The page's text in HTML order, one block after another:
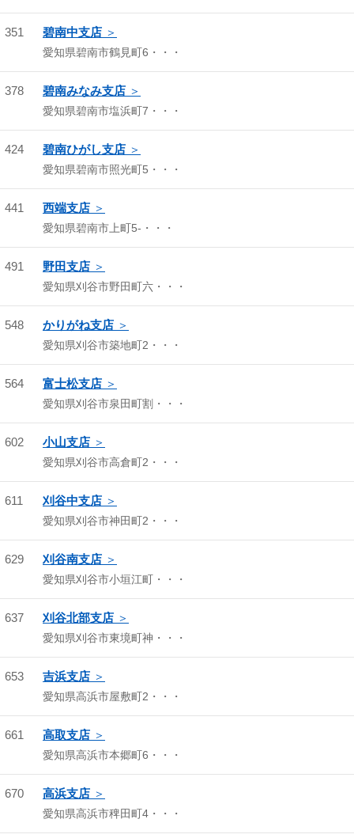
351 碧南中支店
愛知県碧南市鶴見町6・・・
378 碧南みなみ支店
愛知県碧南市塩浜町7・・・
424 碧南ひがし支店
愛知県碧南市照光町5・・・
441 西端支店
愛知県碧南市上町5-・・・
491 野田支店
愛知県刈谷市野田町六・・・
548 かりがね支店
愛知県刈谷市築地町2・・・
564 富士松支店
愛知県刈谷市泉田町割・・・
602 小山支店
愛知県刈谷市高倉町2・・・
611 刈谷中支店
愛知県刈谷市神田町2・・・
629 刈谷南支店
愛知県刈谷市小垣江町・・・
637 刈谷北部支店
愛知県刈谷市東境町神・・・
653 吉浜支店
愛知県高浜市屋敷町2・・・
661 高取支店
愛知県高浜市本郷町6・・・
670 高浜支店
愛知県高浜市稗田町4・・・